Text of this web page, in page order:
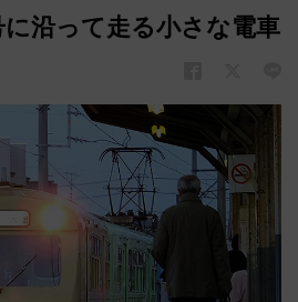
沿って走る小さな電車